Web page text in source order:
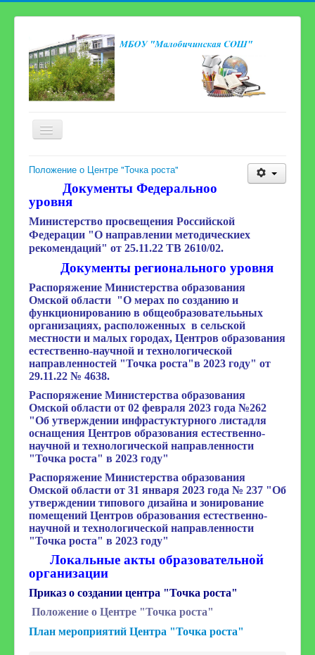
Включить/
выключить
Главная страница
Сведения об образовательной организации
Новости
Карта сайта
Электронная приёмная
Наша школьная жизнь
Консультационный центр для родителей
Организация питания
Цифровая образовательная среда
Обновленный ФГОС
Питание
ВсОШ
Разговоры о важном
Наставничество
Профориентация
ФГОС СОО
Обучение ОВЗ
Точка роста
Функциональная грамотность
Год педагога и наставника
Положение о Центре "Точка роста"
Документы Федеральноо
уровня
Министерство просвещения Российской
Федерации "О направлении методическиех
рекомендаций" от 25.11.22 ТВ 2610/02.
Документы регионального уровня
Распоряжение Министерства образования
Омской области "О мерах по созданию и
функционированию в общеобразователььных
организациях, расположенных в сельской
местности и малых городах, Центров образования
естественно-научной и технологической
направленностей "Точка роста"в 2023 году" от
29.11.22 № 4638.
Распоряжение Министерства образования
Омской области от 02 февраля 2023 года №262
"Об утверждении инфрастуктурного листадля
оснащения Центров образования естественно-
научной и технологической направленности
"Точка роста" в 2023 году"
Распоряжение Министерства образования
Омской области от 31 января 2023 года № 237 "Об
утверждении типового дизайна и зонирование
помещений Центров образования естественно-
научной и технологической направленности
"Точка роста" в 2023 году"
Локальные акты образовательной
организации
Приказ о создании центра "Точка роста"
Положение о Центре "Точка роста"
План мероприятий Центра "Точка роста"